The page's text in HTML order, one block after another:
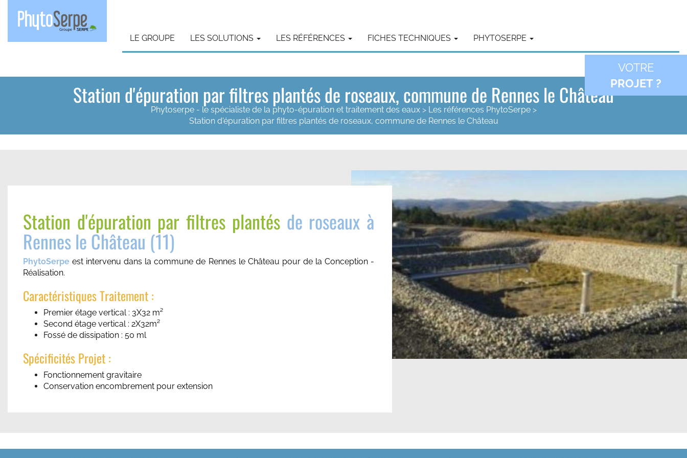
VOTRE
PROJET ?
LE GROUPE LES SOLUTIONS LES RÉFÉRENCES FICHES TECHNIQUES PHYTOSERPE
Station d'épuration par filtres plantés de roseaux, commune de Rennes le Château
Phytoserpe - le spécialiste de la phyto-épuration et traitement des eaux> Les références PhytoSerpe>
Station d'épuration par filtres plantés de roseaux, commune de Rennes le Château
Station d'épuration par filtres plantésde roseaux à
Rennes le Château (11)
PhytoSerpeest intervenu dans la commune de Rennes le Château pour de la Conception -
Réalisation.
Caractéristiques Traitement :
Premier étage vertical : 3X32 m²
Second étage vertical : 2X32m²
Fossé de dissipation : 50 ml
Spécificités Projet :
Fonctionnement gravitaire
Conservation encombrement pour extension